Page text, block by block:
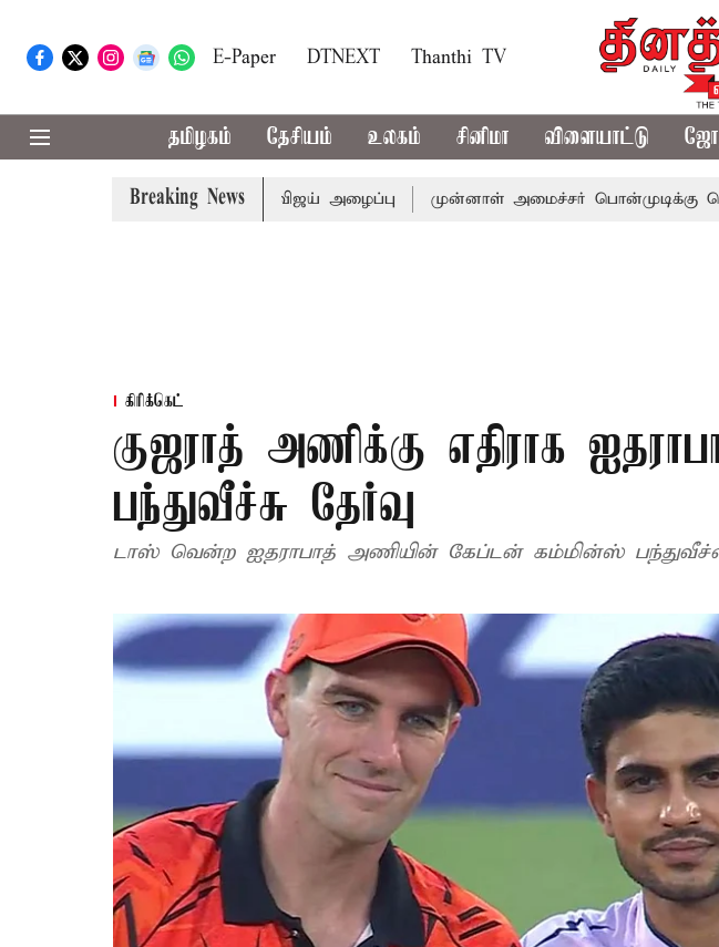
E-Paper DTNEXT Thanthi TV
தமிழகம் தேசியம் உலகம் சினிமா விளையாட்டு
Breaking News
முதல்-அமைச்சர் விஜய் அழைப்பு முன்னாள் அமைச்சர் பொன்முடிக்கு சென்னை
கிரிக்கெட்
குஜராத் அணிக்கு எதிராக
பந்துவீச்சு தேர்வு
டாஸ் வென்ற ஐதராபாத் அணியின் கேப்டன் கம்மின்ஸ்